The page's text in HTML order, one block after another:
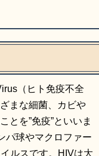
シーポリシー
（ヒト免疫不全
まな細菌、カビや
とを”免疫”といいま
パ球やマクロファー
ルスです。HIVは大